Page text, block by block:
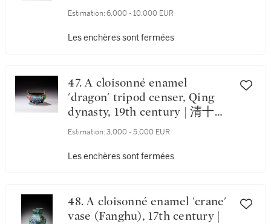
絲琺瑯纏枝蓮紋梅瓶
Estimation: 6,000 - 10,000 EUR
Les enchères sont fermées
47. A cloisonné enamel
'dragon' tripod censer, Qing
dynasty, 19th century | 清十九
世紀 掐絲琺瑯龍紋三足爐
Estimation: 3,000 - 5,000 EUR
Les enchères sont fermées
48. A cloisonné enamel 'crane'
vase (Fanghu), 17th century |